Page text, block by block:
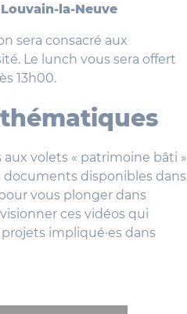
la-Neuve
sera consacré aux
Le lunch vous sera offert
13h00.
volets « patrimoine bâti »
documents disponibles dans
vous plonger dans
ces vidéos qui
impliqué·es dans